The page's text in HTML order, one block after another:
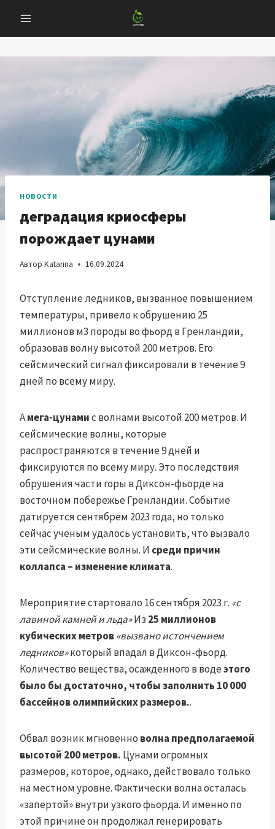
содержанию
НОВОСТИ
деградация криосферы
порождает цунами
Автор Katarina 16.09.2024
Отступление ледников, вызванное повышением
температуры, привело к обрушению 25
миллионов м3 породы во фьорд в Гренландии,
образовав волну высотой 200 метров. Его
сейсмический сигнал фиксировали в течение 9
дней по всему миру.
Амега-цунамис волнами высотой 200 метров. И
сейсмические волны, которые
распространяются в течение 9 дней и
фиксируются по всему миру. Это последствия
обрушения части горы в Диксон-фьорде на
восточном побережье Гренландии. Событие
датируется сентябрем 2023 года, но только
сейчас ученым удалось установить, что вызвало
эти сейсмические волны. И среди причин
коллапса – изменение климата.
Мероприятие стартовало 16 сентября 2023 г. «с
лавиной камней и льда»Из 25 миллионов
кубических метров«вызвано истончением
ледников»который впадал в Диксон-фьорд.
Количество вещества, осажденного в водеэтого
было бы достаточно, чтобы заполнить 10 000
бассейнов олимпийских размеров..
Обвал возник мгновенно волна предполагаемой
высотой 200 метров. Цунами огромных
размеров, которое, однако, действовало только
на местном уровне. Фактически волна осталась
«запертой» внутри узкого фьорда. И именно по
этой причине он продолжал генерировать